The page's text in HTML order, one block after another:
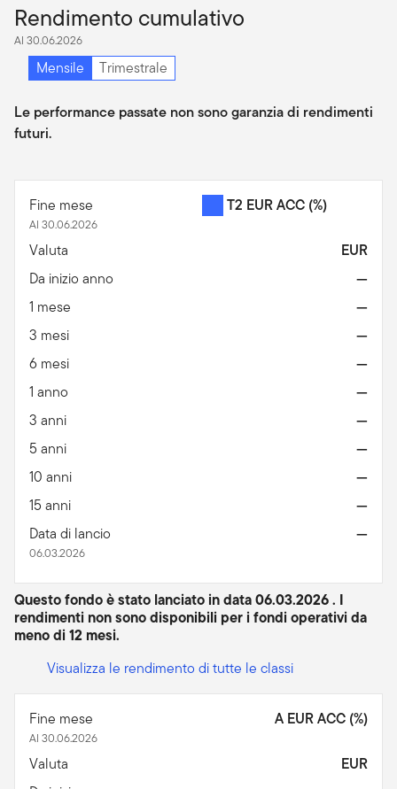
Rendimento cumulativo
Al 30.06.2026
Mensile Trimestrale
Le performance passate non sono garanzia di rendimenti
futuri.
Fine mese
Al 30.06.2026
T2 EUR ACC (%)
Valuta
EUR
Da inizio anno
—
1 mese
—
3 mesi
—
6 mesi
—
1 anno
—
3 anni
—
5 anni
—
10 anni
—
15 anni
—
Data di lancio
06.03.2026
—
Questo fondo è stato lanciato in data 06.03.2026 . I
rendimenti non sono disponibili per i fondi operativi da
meno di 12 mesi.
Visualizza le rendimento di tutte le classi
Fine mese
Al 30.06.2026
A EUR ACC (%)
Valuta
EUR